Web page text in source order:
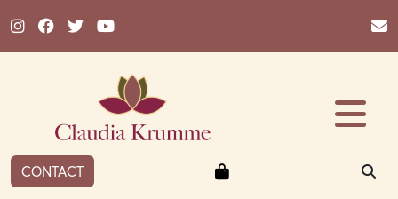
CONTACT Winkelmandje